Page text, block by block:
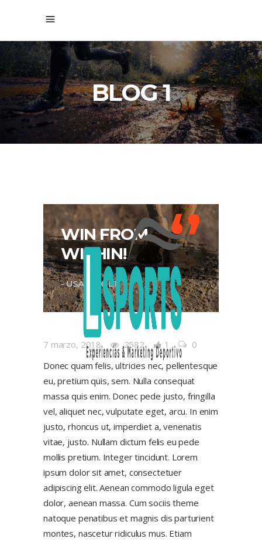
BLOG 1
‘’
WIN FROM
WITHIN!
- USAIN BOLT
7 marzo, 2018 2582 1
0
Donec quam felis, ultricies nec, pellentesque
eu, pretium quis, sem. Nulla consequat
massa quis enim. Donec pede justo, fringilla
vel, aliquet nec, vulputate eget, arcu. In enim
justo, rhoncus ut, imperdiet a, venenatis
vitae, justo. Nullam dictum felis eu pede
mollis pretium. Integer tincidunt. Lorem
ipsum dolor sit amet, consectetuer
adipiscing elit. Aenean commodo ligula eget
dolor, aenean massa. Cum sociis theme
natoque penatibus et magnis dis parturient
montes, nascetur ridiculus mus. Etiam